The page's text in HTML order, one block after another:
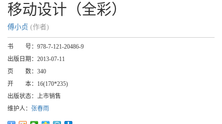
移动设计（全彩）
傅小贞 (作者)
书 号： 978-7-121-20486-9
出版日期： 2013-07-11
页 数： 340
开 本： 16(170*235)
出版状态： 上市销售
维护人： 张春雨